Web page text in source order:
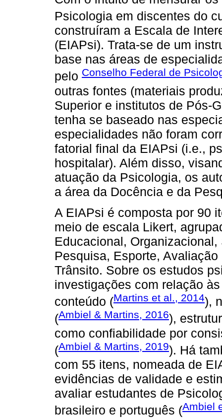
Psicologia em discentes do
construíram a Escala de
(EIAPsi). Trata-se de um
base nas áreas de
pelo Conselho Federal de
outras fontes (materiais
Superior e institutos de Pós-
tenha se baseado nas
especialidades não foram
fatorial final da EIAPsi (i.e.,
hospitalar). Além disso,
atuação da Psicologia, os
a área da Docência e da
A EIAPsi é composta por 90
meio de escala Likert,
Educacional,
Pesquisa, Esporte,
Trânsito. Sobre os estudos
investigações com relação
conteúdo (Martins et al., 2014),
(Ambiel & Martins, 2016),
como confiabilidade por
(Ambiel & Martins, 2019). Há
com 55 itens, nomeada de
evidências de validade e
avaliar estudantes de
brasileiro e português (Ambiel